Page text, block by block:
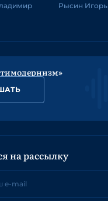
Рысин Игорь
на рассылку